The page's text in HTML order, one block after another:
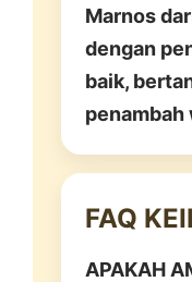
Marnos
dengan
baik,
penambah
FAQ
APAKAH